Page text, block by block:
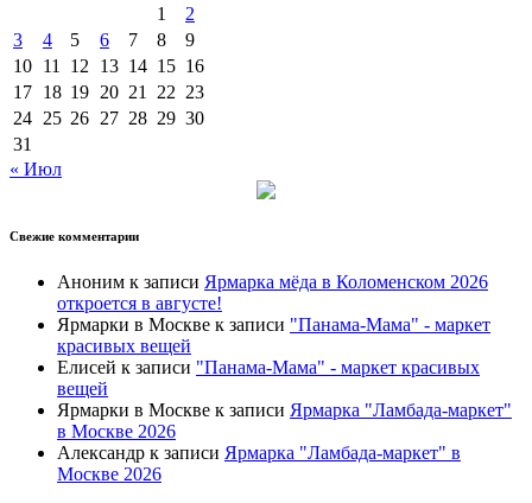
1
2
3
4 5 6 7 8
9
10 11 12 13 14 15 16
17 18 19 20 21 22 23
24 25 26 27 28 29 30
31
« Июл
Свежие комментарии
Аноним к записи Ярмарка мёда в Коломенском 2026
откроется в августе!
Ярмарки в Москве к записи "Панама-Мама" - маркет
красивых вещей
Елисей к записи "Панама-Мама" - маркет красивых
вещей
Ярмарки в Москве к записи Ярмарка "Ламбада-маркет"
в Москве 2026
Александр к записи Ярмарка "Ламбада-маркет" в
Москве 2026